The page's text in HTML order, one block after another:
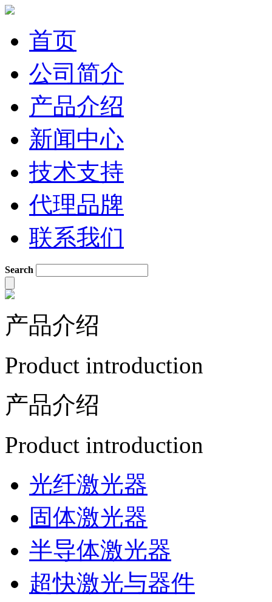
首页
公司简介
产品介绍
新闻中心
技术支持
代理品牌
联系我们
Search
产品介绍
Product introduction
产品介绍
Product introduction
光纤激光器
固体激光器
半导体激光器
超快激光与器件